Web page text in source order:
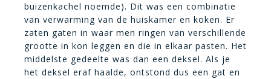
buizenkachel noemde). Dit was een combinatie
van verwarming van de huiskamer en koken. Er
zaten gaten in waar men ringen van verschillende
grootte in kon leggen en die in elkaar pasten. Het
middelste gedeelte was dan een deksel. Als je
het deksel eraf haalde, ontstond dus een gat en